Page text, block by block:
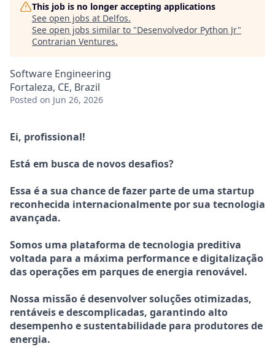
This job is no longer accepting applications
See open jobs at Delfos.
See open jobs similar to "Desenvolvedor Python Jr"
Contrarian Ventures.
Software Engineering
Fortaleza, CE, Brazil
Posted on Jun 26, 2026
Ei, profissional!
Está em busca de novos desafios?
Essa é a sua chance de fazer parte de uma startup
reconhecida internacionalmente por sua tecnologia
avançada.
Somos uma plataforma de tecnologia preditiva
voltada para a máxima performance e digitalização
das operações em parques de energia renovável.
Nossa missão é desenvolver soluções otimizadas,
rentáveis e descomplicadas, garantindo alto
desempenho e sustentabilidade para produtores de
energia.